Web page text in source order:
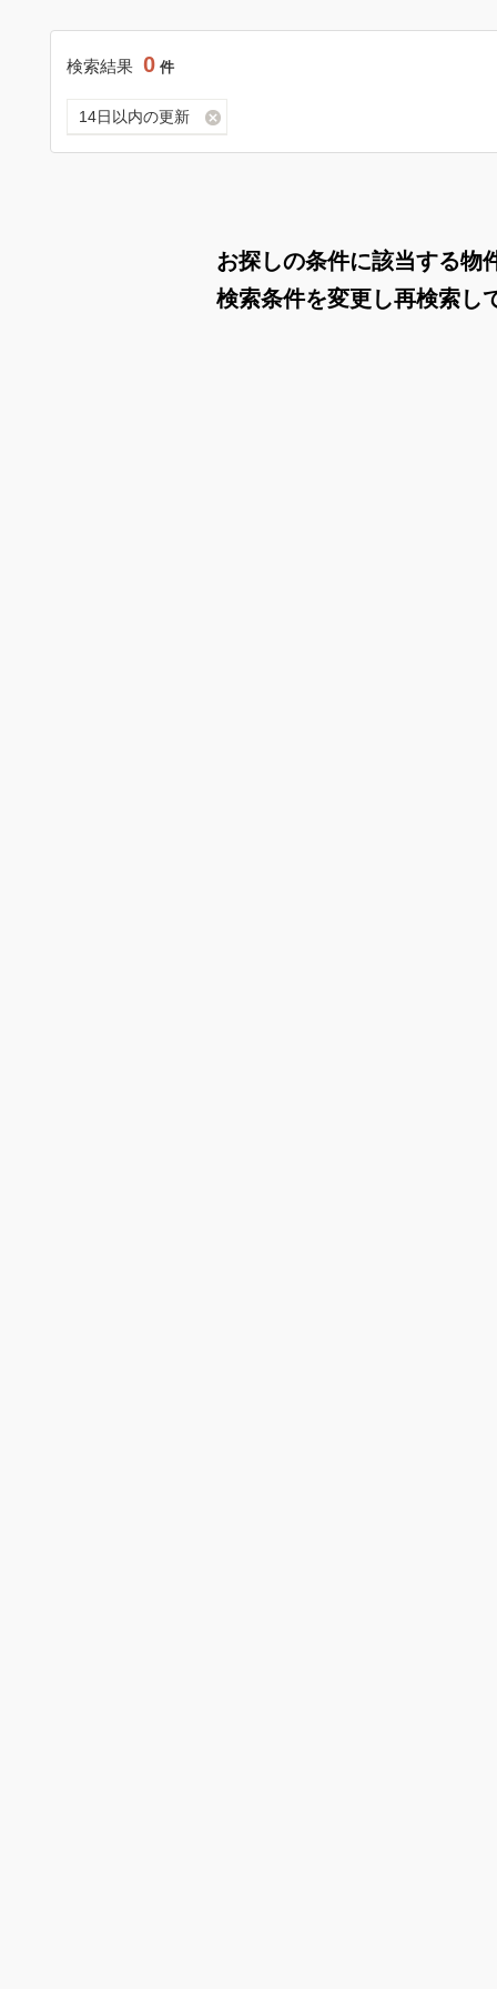
検索結果 0 件
14日以内の更新
お探しの条件に該当する物
検索条件を変更し再検索し